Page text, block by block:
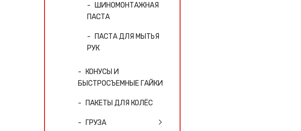
ШИНОМОНТАЖНАЯ
ПАСТА
ПАСТА ДЛЯ МЫТЬЯ
РУК
КОНУСЫ И
БЫСТРОСЪЕМНЫЕ ГАЙКИ
ПАКЕТЫ ДЛЯ КОЛЁС
ГРУЗА